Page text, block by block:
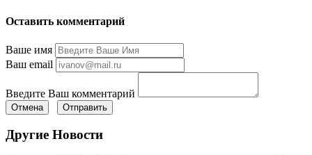
Оставить комментарий
Ваше имя
Ваш email
Введите Ваш комментарий
Отмена Отправить
Другие Новости